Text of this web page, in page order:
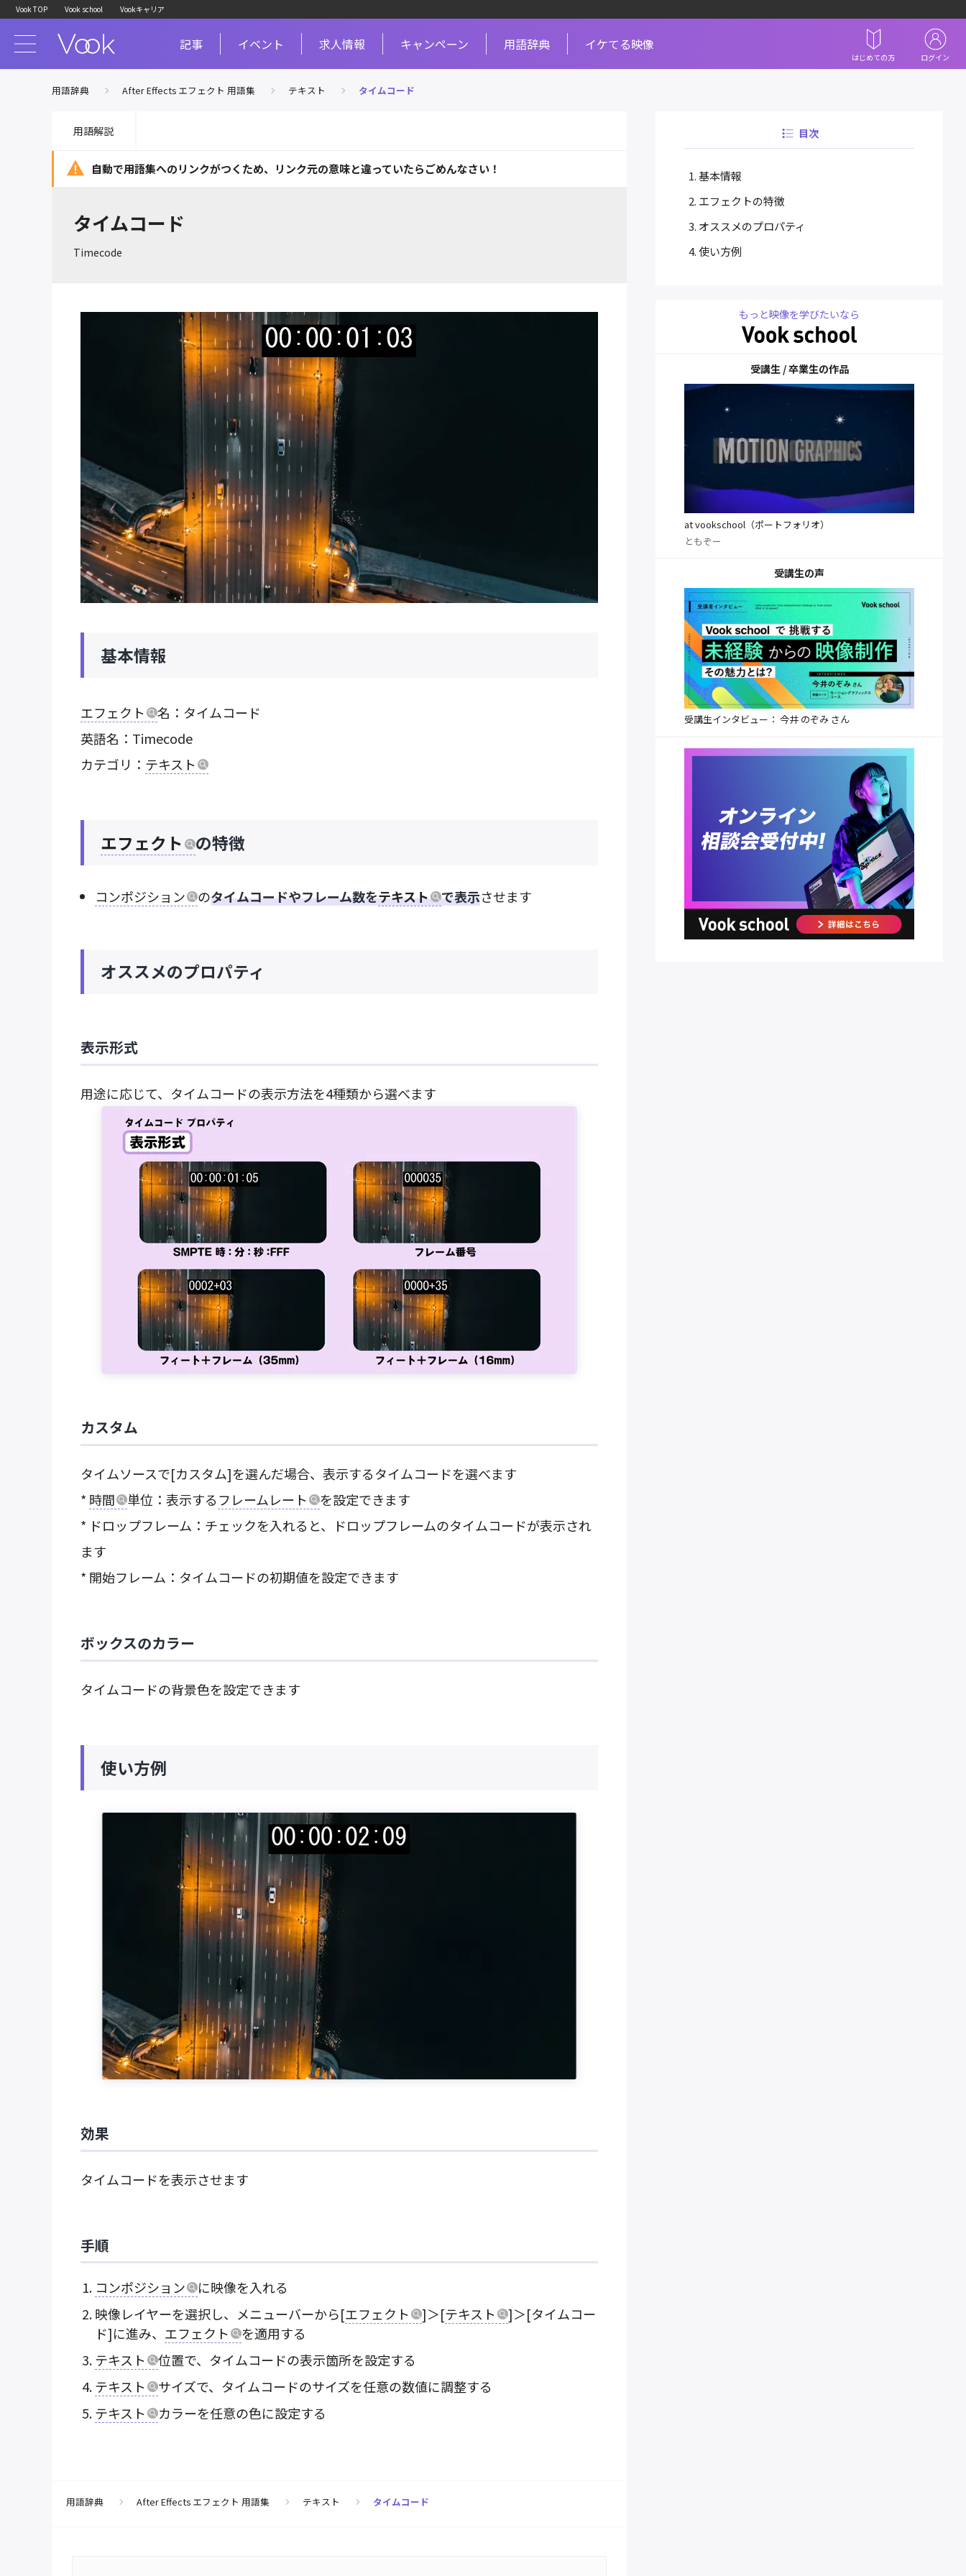
Vook TOP Vook school Vookキャリア
記事 イベント 求人情報 キャンペーン 用語辞典 イケてる映像
はじめての方 ログイン
用語辞典 After Effects エフェクト 用語集 テキスト タイムコード
目次
基本情報
エフェクトの特徴
オススメのプロパティ
使い方例
もっと映像を学びたいなら
受講生 / 卒業生の作品
at vookschool（ポートフォリオ）
ともぞー
受講生の声
受講生インタビュー： 今井 のぞみ さん
用語解説
自動で用語集へのリンクがつくため、 リンク元の意味と違っていたらごめんなさい！
タイムコード
Timecode
基本情報
エフェクト
名：タイムコード
英語名：Timecode
カテゴリ： テキスト
エフェクト の特徴
コンポジション のタイムコードやフレーム数をテキスト で表示させます
オススメのプロパティ
表示形式
用途に応じて、タイムコードの表示方法を4種類から選べます
カスタム
タイムソースで[カスタム]を選んだ場合、表示するタイムコードを選べます
* 時間 単位：表示するフレームレート
を設定できます
* ドロップフレーム：チェックを入れると、ドロップフレームのタイムコードが表示され
ます
* 開始フレーム：タイムコードの初期値を設定できます
ボックスのカラー
タイムコードの背景色を設定できます
使い方例
効果
タイムコードを表示させます
手順
コンポジション
に映像を入れる
映像レイヤーを選択し、メニューバーから[エフェクト ]＞[テキスト
]＞[タイムコー
ド]に進み、 エフェクト
を適用する
テキスト
位置で、タイムコードの表示箇所を設定する
テキスト
サイズで、タイムコードのサイズを任意の数値に調整する
テキスト
カラーを任意の色に設定する
用語辞典 After Effects エフェクト 用語集 テキスト タイムコード